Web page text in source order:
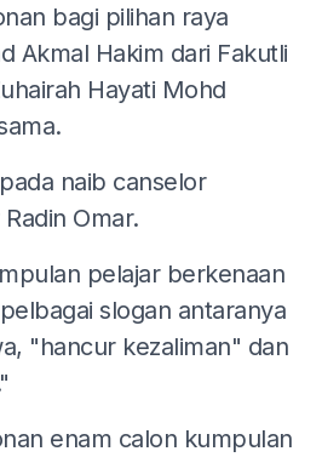
bagi pilihan raya
Akmal Hakim dari Fakutli
Hayati Mohd
naib canselor
Omar.
pelajar berkenaan
slogan antaranya
"hancur kezaliman" dan
enam calon kumpulan